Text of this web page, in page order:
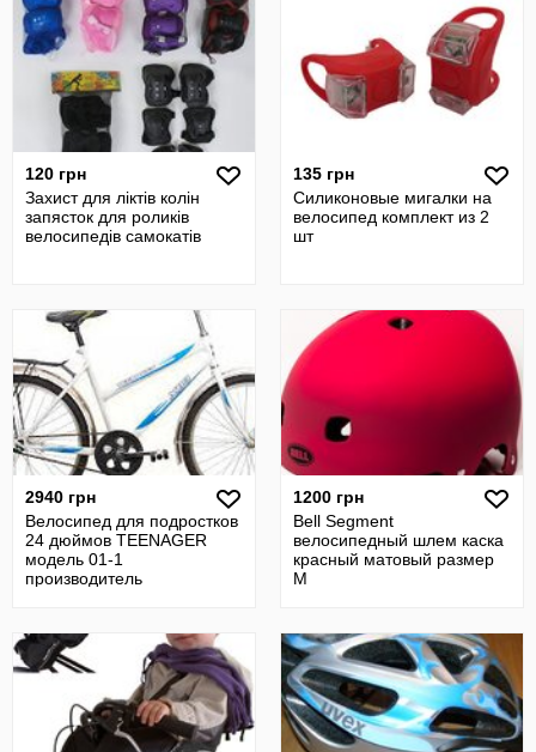
120 грн
Захист для ліктів колін
запясток для роликів
велосипедів самокатів
135 грн
Силиконовые мигалки на
велосипед комплект из 2
шт
2940 грн
Велосипед для подростков
24 дюймов TEENAGER
модель 01-1
производитель
1200 грн
Bell Segment
велосипедный шлем каска
красный матовый размер
M